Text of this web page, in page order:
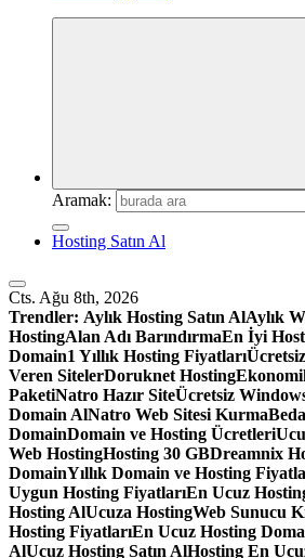
Aramak:
Hosting Satın Al
Cts. Ağu 8th, 2026
Trendler: Aylık Hosting Satın AlAylık
HostingAlan Adı BarındırmaEn İyi
Domain1 Yıllık Hosting Fiyatları
Veren SitelerDoruknet Hosting
PaketiNatro Hazır SiteÜcretsiz
Domain AlNatro Web Sitesi Kurma
DomainDomain ve Hosting Ücretleri
Web HostingHosting 30 GBDreamnix
DomainYıllık Domain ve Hosting
Uygun Hosting FiyatlarıEn Ucuz
Hosting AlUcuza HostingWeb Sunucu
Hosting FiyatlarıEn Ucuz Hosting
AlUcuz Hosting Satın AlHosting En